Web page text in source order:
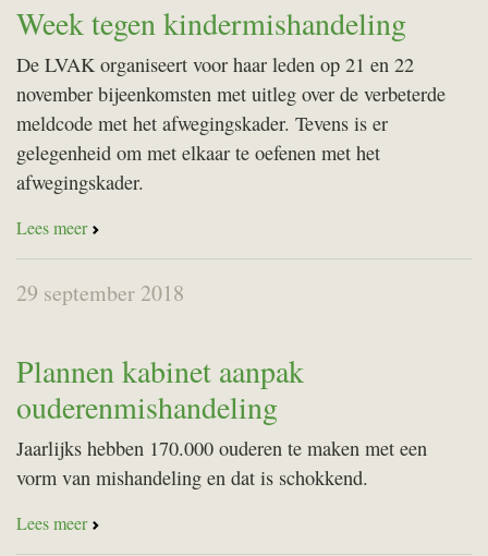
Week tegen kindermishandeling
De LVAK organiseert voor haar leden op 21 en 22
november bijeenkomsten met uitleg over de verbeterde
meldcode met het afwegingskader. Tevens is er
gelegenheid om met elkaar te oefenen met het
afwegingskader.
Lees meer
29 september 2018
Plannen kabinet aanpak
ouderenmishandeling
Jaarlijks hebben 170.000 ouderen te maken met een
vorm van mishandeling en dat is schokkend.
Lees meer